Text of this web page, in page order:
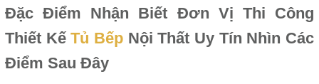
Đặc Điểm Nhận Biết Đơn Vị Thi Công
Thiết KếTủ Bếp Nội Thất Uy Tín Nhìn Các
Điểm Sau Đây